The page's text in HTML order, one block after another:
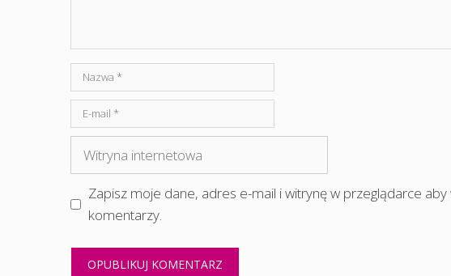
Nazwa
mail
Witryna
internetowa
Zapisz moje dane, adres e-mail i witrynę w przeglądarce
komentarzy.